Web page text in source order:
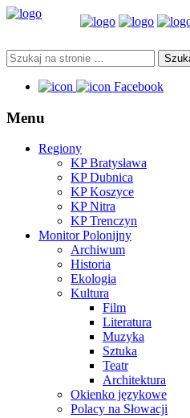
Facebook
Menu
Regiony
KP Bratysława
KP Dubnica
KP Koszyce
KP Nitra
KP Trenczyn
Monitor Polonijny
Archiwum
Historia
Ekologia
Kultura
Film
Literatura
Muzyka
Sztuka
Teatr
Architektura
Okienko językowe
Polacy na Słowacji